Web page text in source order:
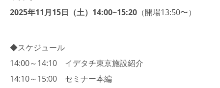
2025年11月15日（土）14:00~15:20 （開場13:50〜）
◆スケジュール
14:00～14:10 イデタチ東京施設紹介
14:10～15:00 セミナー本編